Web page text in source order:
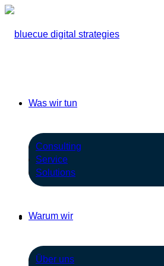
Was wir tun
Consulting
Service
Solutions
Warum wir
Über uns